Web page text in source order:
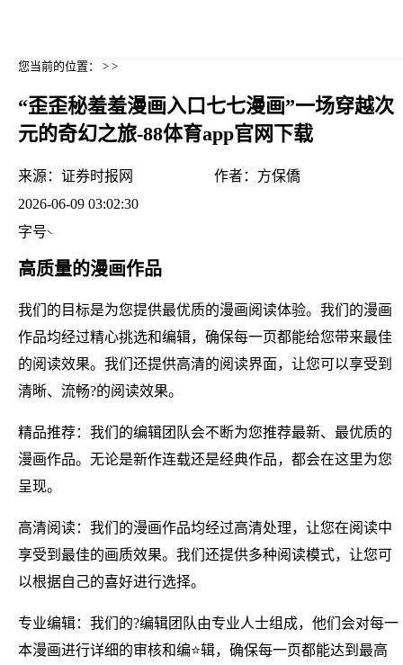
您当前的位置： > >
“歪歪秘羞羞漫画入口七七漫画”一场穿越次
元的奇幻之旅-88体育app官网下载
来源： 证券时报网 作者： 方保僑
2026-06-09 03:02:30
字号
高质量的漫画作品
我们的目标是为您提供最优质的漫画阅读体验。我们的漫画
作品均经过精心挑选和编辑，确保每一页都能给您带来最佳
的阅读效果。我们还提供高清的阅读界面，让您可以享受到
清晰、流畅?的阅读效果。
精品推荐：我们的编辑团队会不断为您推荐最新、最优质的
漫画作品。无论是新作连载还是经典作品，都会在这里为您
呈现。
高清阅读：我们的漫画作品均经过高清处理，让您在阅读中
享受到最佳的画质效果。我们还提供多种阅读模式，让您可
以根据自己的喜好进行选择。
专业编辑：我们的?编辑团队由专业人士组成，他们会对每一
本漫画进行详细的审核和编⭐辑，确保每一页都能达到最高